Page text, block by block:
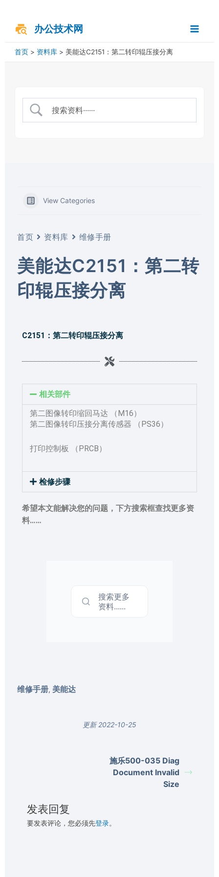
办公技术网
Menu
首页 资料库 美能达C2151：第二转印辊压接分离
View Categories
首页 资料库 维修手册
美能达C2151：第二转
印辊压接分离
C2151：第二转印辊压接分离
相关部件
第二图像转印缩回马达 （M16）
第二图像转印压接分离传感器 （PS36）
打印控制板 （PRCB）
检修步骤
希望本文能解决您的问题，下方搜索框查找更多资
料……
搜索更多
资料......
维修手册, 美能达
更新 2022-10-25
施乐500-035 Diag
Document Invalid
Size
发表回复
要发表评论，您必须先登录。